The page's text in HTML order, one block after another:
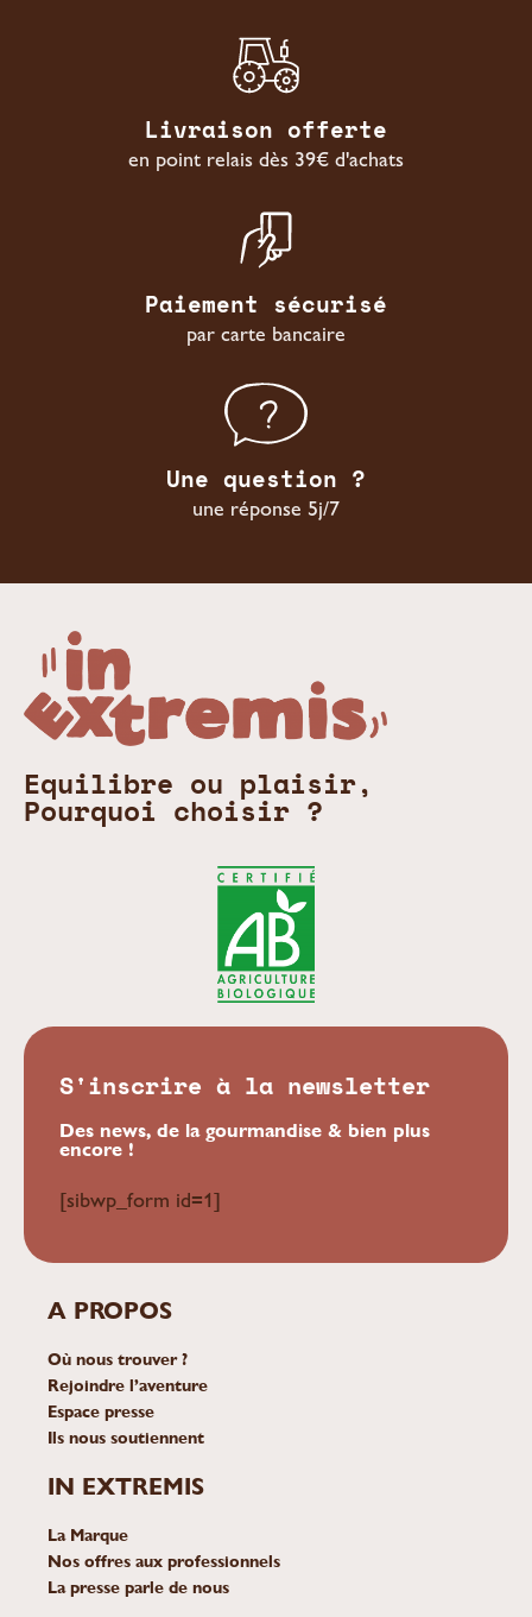
Livraison offerte
en point relais dès 39€ d'achats
Paiement sécurisé
par carte bancaire
Une question ?
une réponse 5j/7
Equilibre ou plaisir,
Pourquoi choisir ?
S'inscrire à la newsletter
Des news, de la gourmandise & bien plus
encore !
[sibwp_form id=1]
A PROPOS
Où nous trouver ?
Rejoindre l’aventure
Espace presse
Ils nous soutiennent
IN EXTREMIS
La Marque
Nos offres aux professionnels
La presse parle de nous